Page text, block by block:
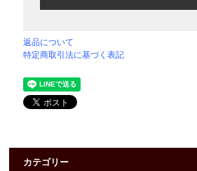
返品について
特定商取引法に基づく表記
カテゴリー